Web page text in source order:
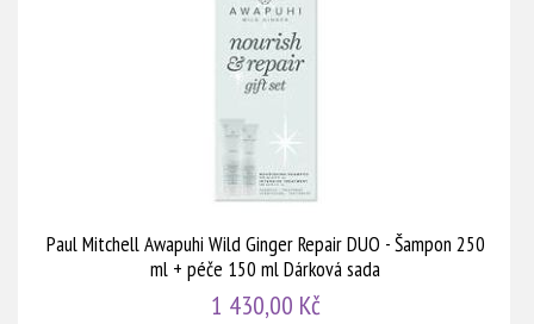
Paul Mitchell Awapuhi Wild Ginger Repair DUO - Šampon 250
ml + péče 150 ml Dárková sada
1 430,00 Kč